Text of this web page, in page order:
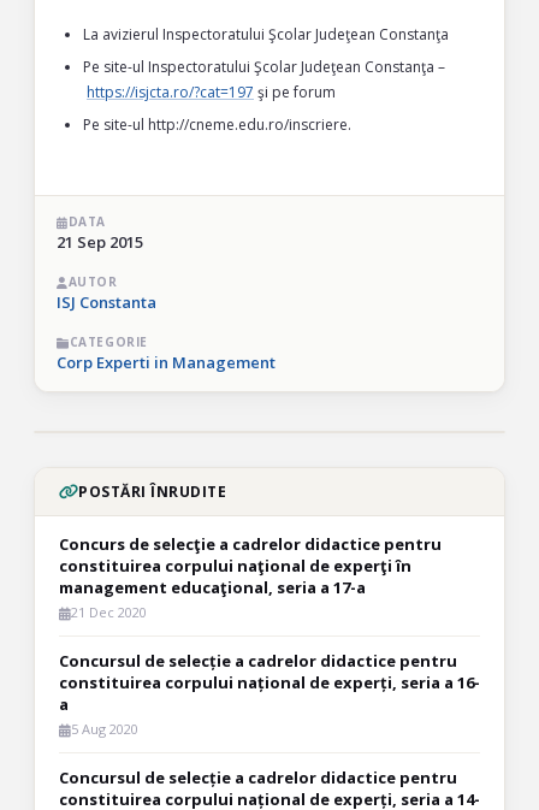
La avizierul Inspectoratului Şcolar Judeţean Constanţa
Pe site-ul Inspectoratului Şcolar Judeţean Constanţa –
https://isjcta.ro/?cat=197 şi pe forum
Pe site-ul http://cneme.edu.ro/inscriere.
DATA
21 Sep 2015
AUTOR
ISJ Constanta
CATEGORIE
Corp Experti in Management
POSTĂRI ÎNRUDITE
Concurs de selecţie a cadrelor didactice pentru
constituirea corpului naţional de experţi în
management educaţional, seria a 17-a
21 Dec 2020
Concursul de selecție a cadrelor didactice pentru
constituirea corpului național de experți, seria a 16-
a
5 Aug 2020
Concursul de selecție a cadrelor didactice pentru
constituirea corpului național de experți, seria a 14-